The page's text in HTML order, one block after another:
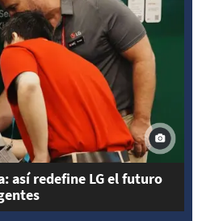
así redefine LG el futuro